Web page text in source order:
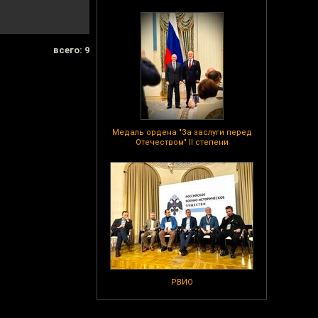
Медаль ордена "За заслуги перед
Отечеством" II степени
РВИО
всего: 9